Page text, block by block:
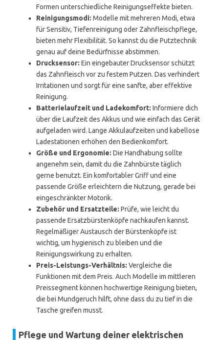
Formen unterschiedliche Reinigungseffekte bieten.
Reinigungsmodi: Modelle mit mehreren Modi, etwa
für Sensitiv, Tiefenreinigung oder Zahnfleischpflege,
bieten mehr Flexibilität. So kannst du die Putztechnik
genau auf deine Bedürfnisse abstimmen.
Drucksensor: Ein eingebauter Drucksensor schützt
das Zahnfleisch vor zu festem Putzen. Das verhindert
Irritationen und sorgt für eine sanfte, aber effektive
Reinigung.
Batterielaufzeit und Ladekomfort: Informiere dich
über die Laufzeit des Akkus und wie einfach das Gerät
aufgeladen wird. Lange Akkulaufzeiten und kabellose
Ladestationen erhöhen den Bedienkomfort.
Größe und Ergonomie: Die Handhabung sollte
angenehm sein, damit du die Zahnbürste täglich
gerne benutzt. Ein komfortabler Griff und eine
passende Größe erleichtern die Nutzung, gerade bei
eingeschränkter Motorik.
Zubehör und Ersatzteile: Prüfe, wie leicht du
passende Ersatzbürstenköpfe nachkaufen kannst.
Regelmäßiger Austausch der Bürstenköpfe ist
wichtig, um hygienisch zu bleiben und die
Reinigungswirkung zu erhalten.
Preis-Leistungs-Verhältnis: Vergleiche die
Funktionen mit dem Preis. Auch Modelle im mittleren
Preissegment können hochwertige Reinigung bieten,
die bei Mundgeruch hilft, ohne dass du zu tief in die
Tasche greifen musst.
Pflege und Wartung deiner elektrischen